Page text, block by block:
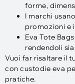
forme,
I marchi
promozioni e
Eva Tote
rendendoli
Vuoi far risaltare il
con custodie eva
pratiche.